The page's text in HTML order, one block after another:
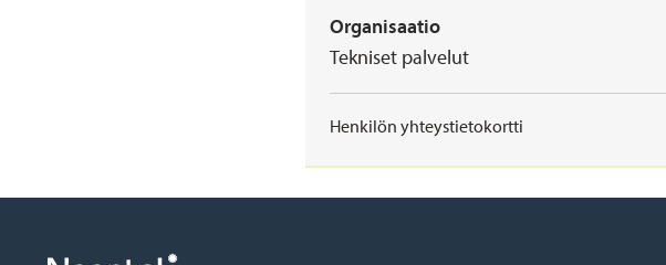
Organisaatio
Tekniset palvelut
Henkilön yhteystietokortti